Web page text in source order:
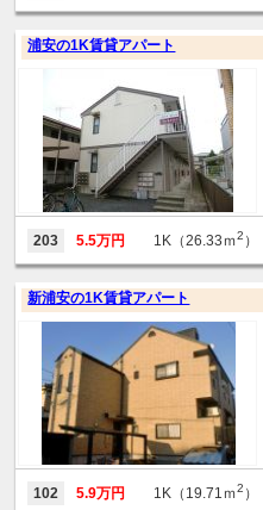
浦安の1K賃貸アパート
203 5.5万円 1K（26.33ｍ2 ）
新浦安の1K賃貸アパート
102 5.9万円 1K（19.71ｍ2 ）